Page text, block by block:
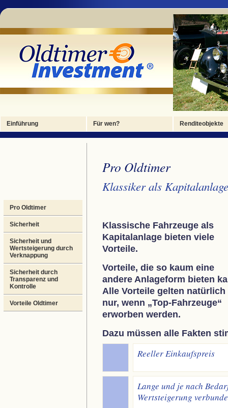
Einführung Für wen? Renditeobjekte
Pro Oldtimer
Sicherheit
Sicherheit und
Wertsteigerung durch
Verknappung
Sicherheit durch
Transparenz und
Kontrolle
Vorteile Oldtimer
Pro Oldtimer
Klassiker als Kapitalanlage
Klassische Fahrzeuge als
Kapitalanlage bieten viele
Vorteile.
Vorteile, die so kaum eine
andere Anlageform bieten
Alle Vorteile gelten natürlich
nur, wenn „Top-Fahrzeuge“
erworben werden.
Dazu müssen alle Fakten
Reeller Einkaufspreis
Lange und je nach
Wertsteigerung